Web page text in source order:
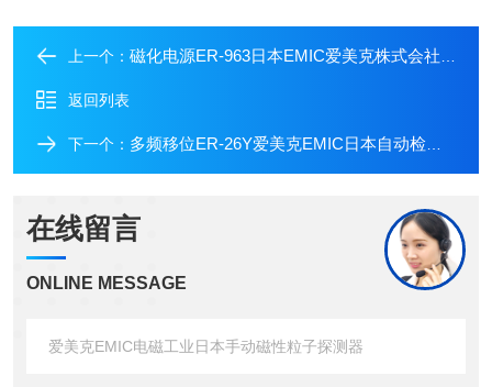
上一个： 磁化电源ER-963日本EMIC爱美克株式会社手动磁性粒子探测器
返回列表
下一个： 多频移位ER-26Y爱美克EMIC日本自动检测多位移磁粒子探测器
在线留言
ONLINE MESSAGE